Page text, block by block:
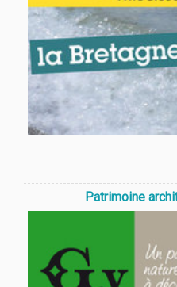
Patrimoine